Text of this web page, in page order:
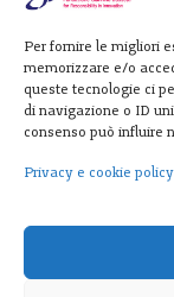
Per fornire le migliori
memorizzare e/o
queste tecnologie ci
di navigazione o ID
consenso può influire
Privacy e cookie policy